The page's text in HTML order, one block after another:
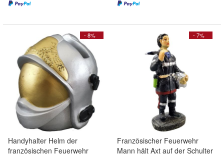
- 8%
Handyhalter Helm der
französischen Feuerwehr
- 7%
Französischer Feuerwehr
Mann hält Axt auf der Schulter